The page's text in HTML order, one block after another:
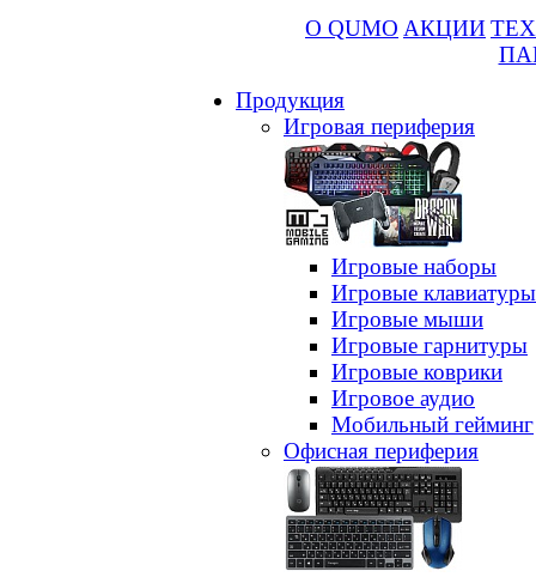
О QUMO АКЦИИ
Продукция
Игровая периферия
Игровые наборы
Игровые клавиатуры
Игровые мыши
Игровые гарнитуры
Игровые коврики
Игровое аудио
Мобильный гейминг
Офисная периферия